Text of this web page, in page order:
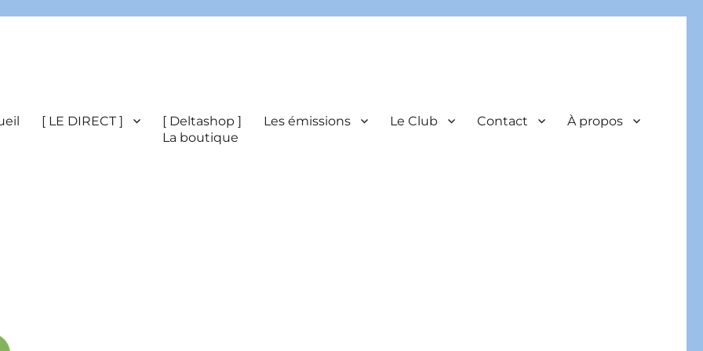
[ LE DIRECT ]
[ Deltashop ]
La boutique
Les émissions Le Club Contact À propos